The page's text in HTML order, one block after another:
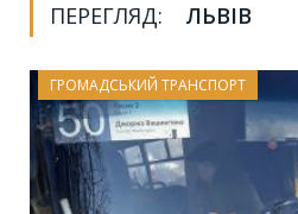
ПЕРЕГЛЯД: ЛЬВІВ
ГРОМАДСЬКИЙ ТРАНСПОРТ